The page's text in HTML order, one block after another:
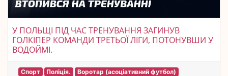
У ПОЛЬЩІ ПІД ЧАС ТРЕНУВАННЯ ЗАГИНУВ
ГОЛКІПЕР КОМАНДИ ТРЕТЬОЇ ЛІГИ, ПОТОНУВШИ У
ВОДОЙМІ.
Спорт Поліція. Воротар (асоціативний футбол)